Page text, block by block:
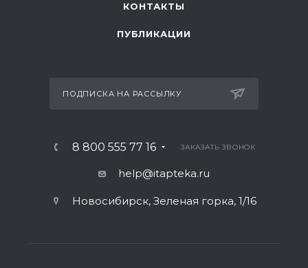
КОНТАКТЫ
ПУБЛИКАЦИИ
ПОДПИСКА НА РАССЫЛКУ
8 800 555 77 16 ЗАКАЗАТЬ ЗВОНОК
help@itapteka.ru
Новосибирск, Зеленая горка, 1/16